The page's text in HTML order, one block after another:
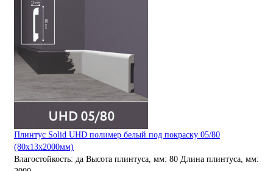
Плинтус Solid UHD полимер белый под покраску 05/80
(80х13х2000мм)
Влагостойкость: да Высота плинтуса, мм: 80 Длина плинтуса, мм: